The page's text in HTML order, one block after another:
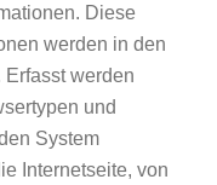
Diese
werden in den
Erfasst werden
und
System
Internetseite, von